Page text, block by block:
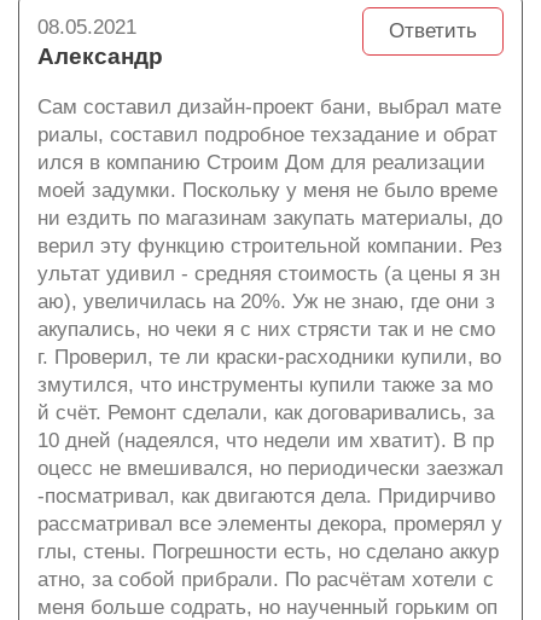
Ответить
08.05.2021
Александр
Сам составил дизайн-проект бани, выбрал мате
риалы, составил подробное техзадание и обрат
ился в компанию Строим Дом для реализации
моей задумки. Поскольку у меня не было време
ни ездить по магазинам закупать материалы, до
верил эту функцию строительной компании. Рез
ультат удивил - средняя стоимость (а цены я зн
аю), увеличилась на 20%. Уж не знаю, где они з
акупались, но чеки я с них стрясти так и не смо
г. Проверил, те ли краски-расходники купили, во
змутился, что инструменты купили также за мо
й счёт. Ремонт сделали, как договаривались, за
10 дней (надеялся, что недели им хватит). В пр
оцесс не вмешивался, но периодически заезжал
-посматривал, как двигаются дела. Придирчиво
рассматривал все элементы декора, промерял у
глы, стены. Погрешности есть, но сделано аккур
атно, за собой прибрали. По расчётам хотели с
меня больше содрать, но наученный горьким оп